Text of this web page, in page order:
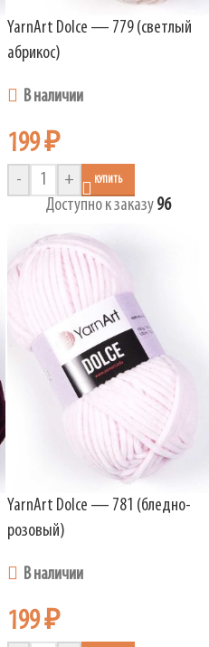
YarnArt Dolce — 779 (светлый
абрикос)
В наличии
199₽
- + КУПИТЬ
Доступно к заказу 96
YarnArt Dolce — 781 (бледно-
розовый)
В наличии
199₽